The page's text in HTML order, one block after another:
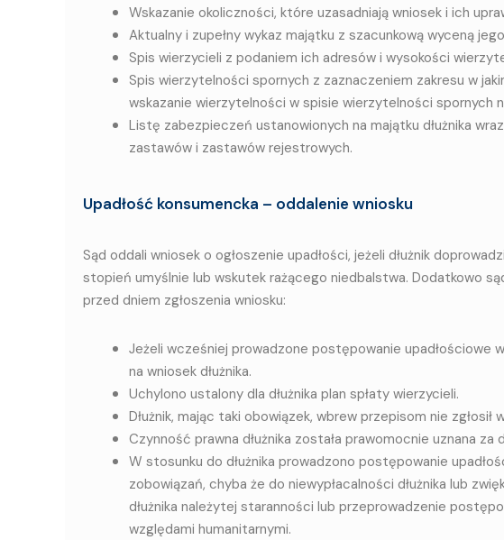
Wskazanie okoliczności, które uzasadniają wniosek i ich
Aktualny i zupełny wykaz majątku z szacunkową wyceną jego
Spis wierzycieli z podaniem ich adresów i wysokości
Spis wierzytelności spornych z zaznaczeniem zakresu w
wskazanie wierzytelności w spisie wierzytelności spornych
Listę zabezpieczeń ustanowionych na majątku dłużnika
zastawów i zastawów rejestrowych.
Upadłość konsumencka – oddalenie wniosku
Sąd oddali wniosek o ogłoszenie upadłości, jeżeli dłużnik
stopień umyślnie lub wskutek rażącego niedbalstwa. Dodatkowo
przed dniem zgłoszenia wniosku:
Jeżeli wcześniej prowadzone postępowanie upadłościowe
na wniosek dłużnika.
Uchylono ustalony dla dłużnika plan spłaty wierzycieli.
Dłużnik, mając taki obowiązek, wbrew przepisom nie zgłosił
Czynność prawna dłużnika została prawomocnie uznana
W stosunku do dłużnika prowadzono postępowanie
zobowiązań, chyba że do niewypłacalności dłużnika lub
dłużnika należytej staranności lub przeprowadzenie
względami humanitarnymi.